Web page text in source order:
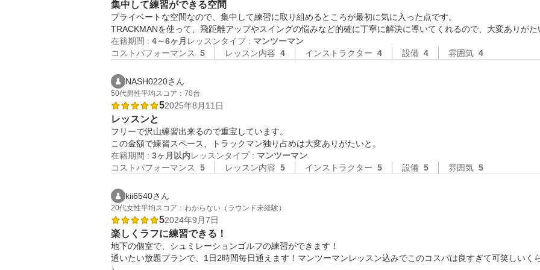
集中して練習ができる空間
プライベートな空間なので、集中して練習に取り組めるところが最初に気に入った点です。
TRACKMANを使って、飛距離アップやスイングの悩みなど的確に丁寧に解決に導いてくれるので、大変ありがた
在籍期間 : 4～6ヶ月 レッスンタイプ : マンツーマン
コストパフォーマンス
5 レッスン内容 4 インストラクター 4 設備 4 雰囲気 4
NASH0220さん
50代男性平均スコア：70台
52025年8月11日
レッスンと
フリーで沢山練習出来るので重宝しています。
この金額で練習スペース、トラックマン独り占めは大変ありがたいと。
在籍期間 : 3ヶ月以内レッスンタイプ : マンツーマン
コストパフォーマンス
5 レッスン内容 5 インストラクター 5 設備 5 雰囲気 5
kii6540さん
20代女性平均スコア：わからない（ラウンド未経験）
52024年9月7日
楽しくラフに練習できる！
地下の個室で、シュミレーションゴルフの練習ができます！
通いたい放題プランで、1日2時間毎日通えます！マンツーマンレッスン込みでこのコスパは良すぎて可笑しいく